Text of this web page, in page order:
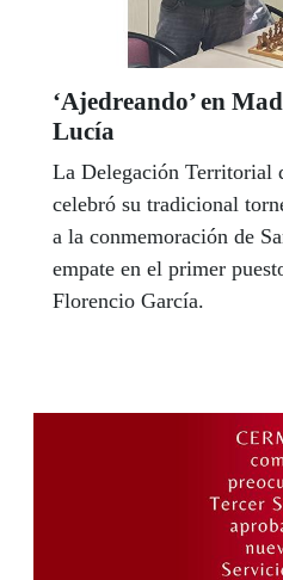
‘Ajedreando’ en
Lucía
La Delegación Territorial
celebró su tradicional
a la conmemoración de
empate en el primer
Florencio García.